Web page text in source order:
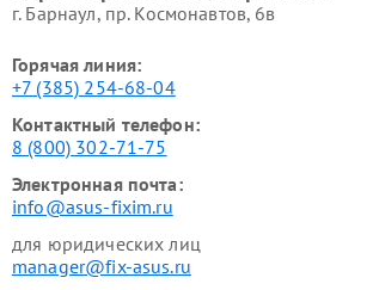
г. Барнаул, ​пр. Космонавтов, 6в
Горячая линия:
+7 (385) 254-68-04
Контактный телефон:
8 (800) 302-71-75
Электронная почта:
info@asus-fixim.ru
для юридических лиц
manager@fix-asus.ru